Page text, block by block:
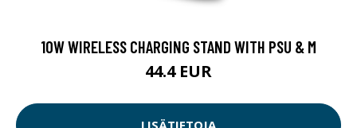
10W WIRELESS CHARGING STAND WITH PSU & M
44.4 EUR